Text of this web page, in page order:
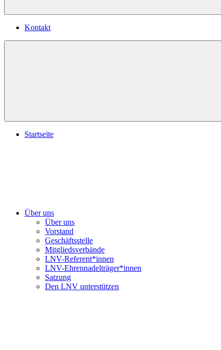
Kontakt
Startseite
Über uns
Über uns
Vorstand
Geschäftsstelle
Mitgliedsverbände
LNV-Referent*innen
LNV-Ehrennadelträger*innen
Satzung
Den LNV unterstützen